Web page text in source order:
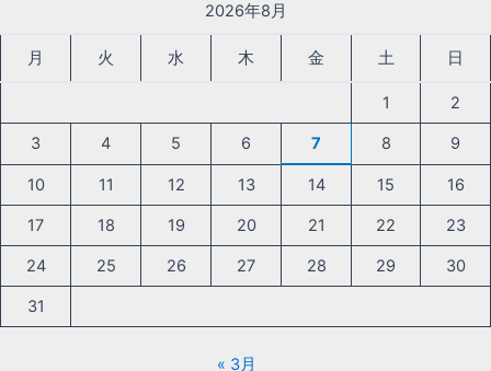
2026年8月
月 火 水 木 金 土 日
1 2
3 4 5 6 7 8 9
10 11 12 13 14 15 16
17 18 19 20 21 22 23
24 25 26 27 28 29 30
31
« 3月